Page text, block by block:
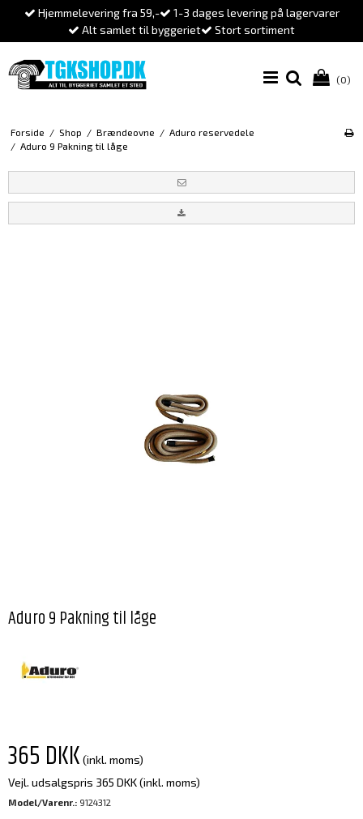
Hjemmelevering fra 59,-
1-3 dages levering på lagervarer
Alt samlet til byggeriet
Stort sortiment
(0)
Forside / Shop / Brændeovne / Aduro reservedele
/ Aduro 9 Pakning til låge
Aduro 9 Pakning til låge
365 DKK (inkl. moms)
Vejl. udsalgspris 365 DKK(inkl. moms)
Model/Varenr.: 9124312